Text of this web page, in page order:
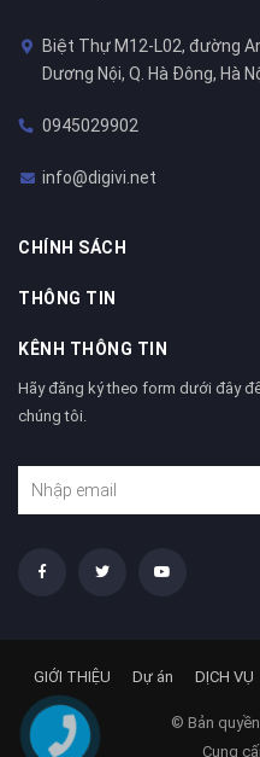
Biệt Thự M12-L02, đường
Dương Nội, Q. Hà Đông, Hà
0945029902
info@digivi.net
CHÍNH SÁCH
THÔNG TIN
KÊNH THÔNG TIN
Hãy đăng ký theo form dưới đây
chúng tôi.
© Bản
Cung
GIỚI THIỆU Dự án DỊCH VỤ